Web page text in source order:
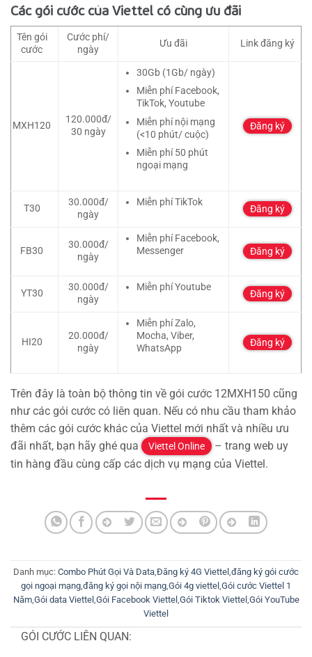
Các gói cước của Viettel có cùng ưu đãi
Tên gói
cước
Cước phí/
ngày
Ưu đãi Link đăng ký
MXH120
120.000đ/
30 ngày
30Gb (1Gb/ ngày)
Miễn phí Facebook,
TikTok, Youtube
Miễn phí nội mạng
(<10 phút/ cuộc)
Miễn phí 50 phút
ngoại mạng
Đăng ký
T30
30.000đ/
ngày
Miễn phí TikTok
Đăng ký
FB30
30.000đ/
ngày
Miễn phí Facebook,
Messenger
Đăng ký
YT30
30.000đ/
ngày
Miễn phí Youtube
Đăng ký
HI20
20.000đ/
ngày
Miễn phí Zalo,
Mocha, Viber,
WhatsApp
Đăng ký
Trên đây là toàn bộ thông tin về gói cước 12MXH150 cũng
như các gói cước có liên quan. Nếu có nhu cầu tham khảo
thêm các gói cước khác của Viettel mới nhất và nhiều ưu
đãi nhất, bạn hãy ghé qua
Viettel Online
– trang web uy
tin hàng đầu cùng cấp các dịch vụ mạng của Viettel.
Danh mục: Combo Phút Gọi Và Data Đăng ký 4G Viettel đăng ký gói cước
gọi ngoại mạng đăng ký gọi nội mạng Gói 4g viettel Gói cước Viettel 1
Năm, Gói data Viettel Gói Facebook Viettel Gói Tiktok Viettel Gói YouTube
Viettel
GÓI CƯỚC LIÊN QUAN: